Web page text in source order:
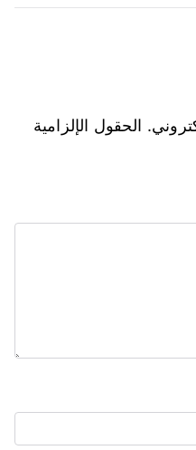
الحقول الإلزامية